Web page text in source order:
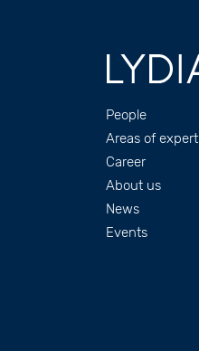
People
Areas of
Career
About us
News
Events